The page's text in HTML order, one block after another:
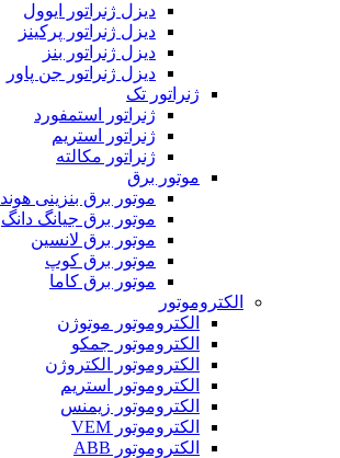
دیزل ژنراتور ایوول
دیزل ژنراتور پرکینز
دیزل ژنراتور بنز
دیزل ژنراتور جن پاور
ژنراتور تک
ژنراتور استمفورد
ژنراتور استریم
ژنراتور مکالته
موتور برق
موتور برق بنزینی هوندا
موتور برق جیانگ دانگ
موتور برق لانسین
موتور برق کوپ
موتور برق کاما
الکتروموتور
الکتروموتور موتوژن
الکتروموتور جمکو
الکتروموتور الکتروژن
الکتروموتور استریم
الکتروموتور زیمنس
الکتروموتور VEM
الکتروموتور ABB